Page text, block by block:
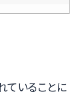
ていることに